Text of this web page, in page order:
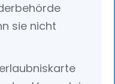
sie nicht